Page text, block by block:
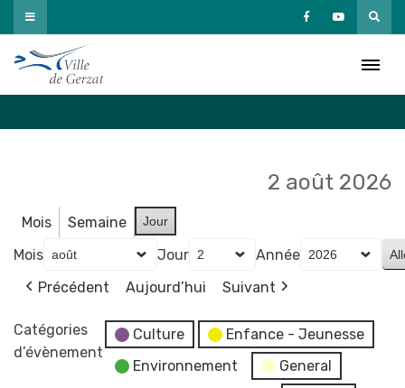
Passer
au
contenu
2 août 2026
Mois Semaine Jour
Mois Jour
Année
Précédent
Aujourd’hui Suivant
Catégories
d’évènement
Culture
Enfance - Jeunesse
Environnement
General